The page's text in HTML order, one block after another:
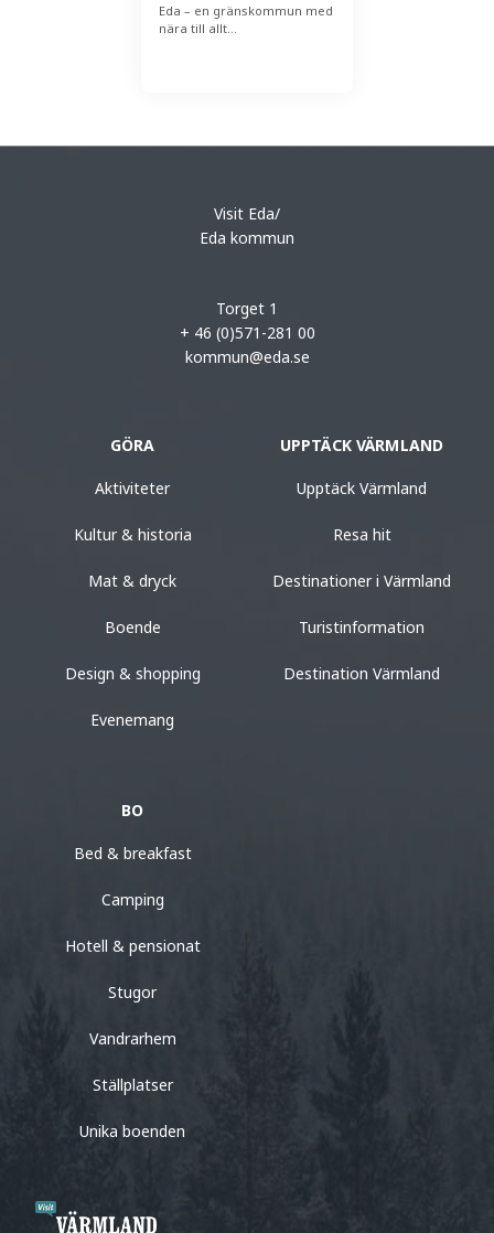
Eda – en gränskommun med
nära till allt…
Visit Eda/
Eda kommun
Torget 1
+ 46 (0)571-281 00
kommun@eda.se
GÖRA
Aktiviteter
Kultur & historia
Mat & dryck
Boende
Design & shopping
Evenemang
UPPTÄCK VÄRMLAND
Upptäck Värmland
Resa hit
Destinationer i Värmland
Turistinformation
Destination Värmland
BO
Bed & breakfast
Camping
Hotell & pensionat
Stugor
Vandrarhem
Ställplatser
Unika boenden